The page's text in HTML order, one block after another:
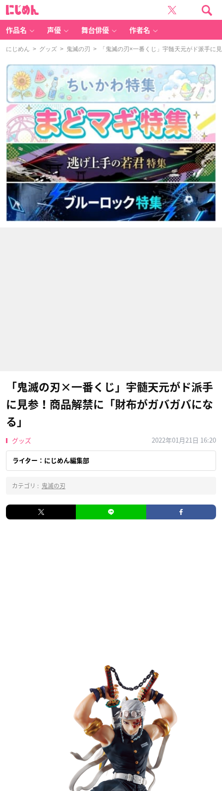
作品名 声優 舞台俳優 作者名
にじめん > グッズ > 鬼滅の刃 > 「鬼滅の刃×一番くじ」宇髄天元がド派手に
「鬼滅の刃×一番くじ」宇髄天元がド派手
に見参！商品解禁に「財布がガバガバにな
る」
グッズ 2022年01月21日 16:20
ライター：にじめん編集部
カテゴリ : 鬼滅の刃